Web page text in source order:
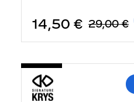
14,50 € 29,00 €